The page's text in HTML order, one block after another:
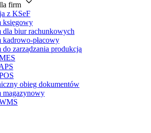
firm
z KSeF
księgowy
dla biur rachunkowych
kadrowo-płacowy
do zarządzania produkcją
obieg dokumentów
magazynowy